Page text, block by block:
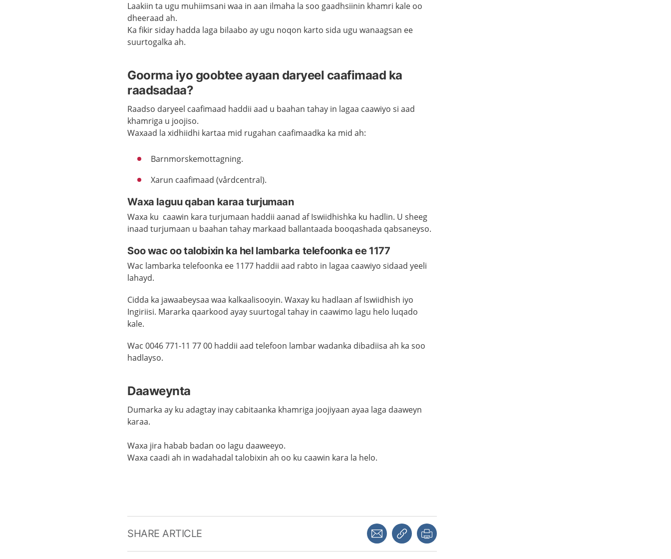
Laakiin ta ugu muhiimsani waa in aan ilmaha la soo gaadhsiinin khamri kale oo
dheeraad ah.
Ka fikir siday hadda laga bilaabo ay ugu noqon karto sida ugu wanaagsan ee
suurtogalka ah.
Goorma iyo goobtee ayaan daryeel caafimaad ka
raadsadaa?
Raadso daryeel caafimaad haddii aad u baahan tahay in lagaa caawiyosi aad
khamriga u joojiso.
Waxaad la xidhiidhi kartaa mid rugahan caafimaadka ka mid ah:
Barnmorskemottagning.
Xarun caafimaad (vårdcentral).
Waxa laguu qaban karaa turjumaan
Waxa ku caawin kara turjumaan haddii aanadafIswiidhishka ku hadlin. U sheeg
inaad turjumaan u baahan tahay markaad ballantaada booqashada qabsaneyso.
Soo wac oo talobixin ka hel lambarka telefoonka ee 1177
Wac lambarka telefoonka ee 1177 haddii aad rabto in lagaa caawiyo sidaad yeeli
lahayd.
Cidda ka jawaabeysaa waa kalkaalisooyin. Waxay ku hadlaan af Iswiidhish iyo
Ingiriisi. Mararka qaarkood ayay suurtogal tahay in caawimo lagu helo luqado
kale.
Wac 0046 771-11 77 00 haddii aad telefoon lambar wadanka dibadiisa ah ka soo
hadlayso.
Daaweynta
Dumarka ay ku adagtay inay cabitaanka khamriga joojiyaan ayaa laga daaweyn
karaa.
Waxa jira habab badan oo lagu daaweeyo.
Waxa caadi ah in wadahadal talobixin ah oo ku caawin kara la helo.
SHARE ARTICLE Share with a friend
Copy link